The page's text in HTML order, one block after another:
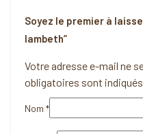
Soyez le premier à
lambeth”
Votre adresse e-mail ne
obligatoires sont
Nom *